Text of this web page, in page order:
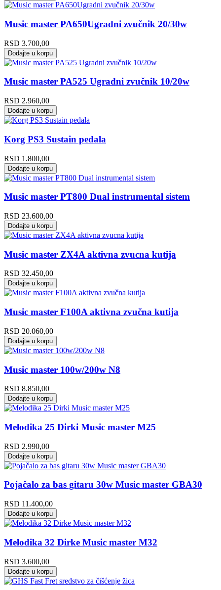
Music master PA650Ugradni zvučnik 20/30w
RSD 3.700,00
Dodajte u korpu
Music master PA525 Ugradni zvučnik 10/20w
RSD 2.960,00
Dodajte u korpu
Korg PS3 Sustain pedala
RSD 1.800,00
Dodajte u korpu
Music master PT800 Dual instrumental sistem
RSD 23.600,00
Dodajte u korpu
Music master ZX4A aktivna zvucna kutija
RSD 32.450,00
Dodajte u korpu
Music master F100A aktivna zvučna kutija
RSD 20.060,00
Dodajte u korpu
Music master 100w/200w N8
RSD 8.850,00
Dodajte u korpu
Melodika 25 Dirki Music master M25
RSD 2.990,00
Dodajte u korpu
Pojačalo za bas gitaru 30w Music master GBA30
RSD 11.400,00
Dodajte u korpu
Melodika 32 Dirke Music master M32
RSD 3.600,00
Dodajte u korpu